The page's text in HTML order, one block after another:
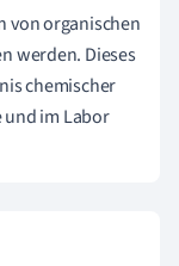
von organischen
werden. Dieses
chemischer
und im Labor